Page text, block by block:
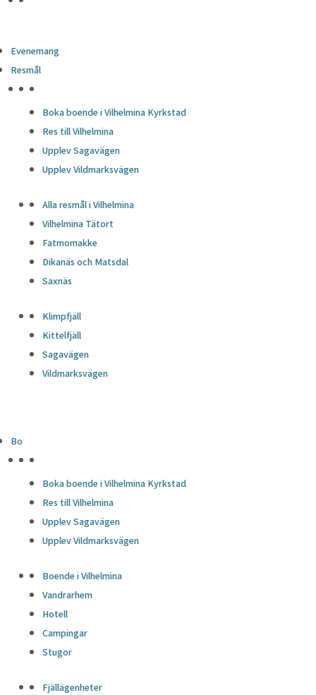
Evenemang
Resmål
Boka boende i Vilhelmina Kyrkstad
Res till Vilhelmina
Upplev Sagavägen
Upplev Vildmarksvägen
Alla resmål i Vilhelmina
Vilhelmina Tätort
Fatmomakke
Dikanäs och Matsdal
Saxnäs
Klimpfjäll
Kittelfjäll
Sagavägen
Vildmarksvägen
Bo
Boka boende i Vilhelmina Kyrkstad
Res till Vilhelmina
Upplev Sagavägen
Upplev Vildmarksvägen
Boende i Vilhelmina
Vandrarhem
Hotell
Campingar
Stugor
Fjällägenheter